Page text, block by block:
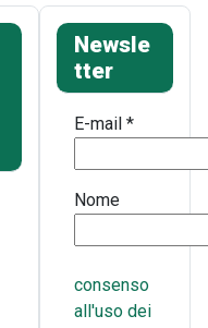
Newsle
tter
E-mail*
Nome
consenso
all'uso dei